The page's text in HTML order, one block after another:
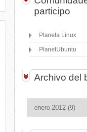
participo
Planeta Linux
PlanetUbuntu
Archivo del